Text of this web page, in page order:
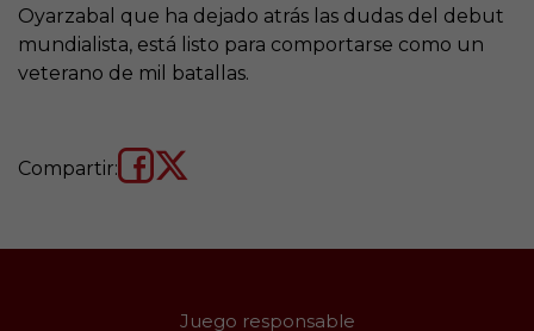
Oyarzabal que ha dejado atrás las dudas del debut
mundialista, está listo para comportarse como un
veterano de mil batallas.
Compartir:
Juego responsable